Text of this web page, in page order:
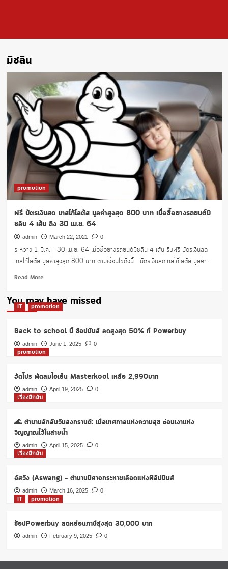
มิชลิน
promotion
ฟรี บัตรเงินสด เทสโก้โลตัส มูลค่าสูงสุด 800 บาท เมื่อซื้อยางรถยนต์มิ
ชลิน 4 เส้น ถึง 30 เม.ย. 64
admin March 22, 2021 0
ระหว่าง 1 มี.ค. – 30 เม.ย. 64 เมื่อซื้อยางรถยนต์มิชลิน 4 เส้น รับฟรี บัตรเงินสด
เทสโก้โลตัส มูลค่าสูงสุด 800 บาท ตามเงื่อนไขดังนี้ บัตรเงินสดเทสโก้โลตัส มูลค่า...
Read MoreRead
about
ฟรี
เท
ส
โก้
มูลค่า
800
บาท
ซื้อ
ยาง
รถยนต์
มิ
ชลิน
เส้น
ถึง
30
You may have missed
IT promotion
Back to school นี้ ช้อปมันส์ ลดสูงสุด 50% ที่ Powerbuy
admin June 1, 2025
0
promotion
จัดโปร พัดลมไอเย็น Masterkool เหลือ 2,990บาท
admin April 19, 2025
0
เรื่องลึกลับ
🌊 ตำนานลึกลับวันสงกรานต์: เมื่อเทศกาลแห่งความสุข ซ่อนเงาแห่ง
วิญญาณไว้ในสายน้ำ
admin April 15, 2025
0
เรื่องลึกลับ
อัสวัง (Aswang) – ตำนานปีศาจกระหายเลือดแห่งฟิลิปปินส์
admin March 16, 2025
0
IT
promotion
ช้อปPowerbuy ลดหย่อนภาษีสูงสุด 30,000 บาท
admin February 9, 2025 0